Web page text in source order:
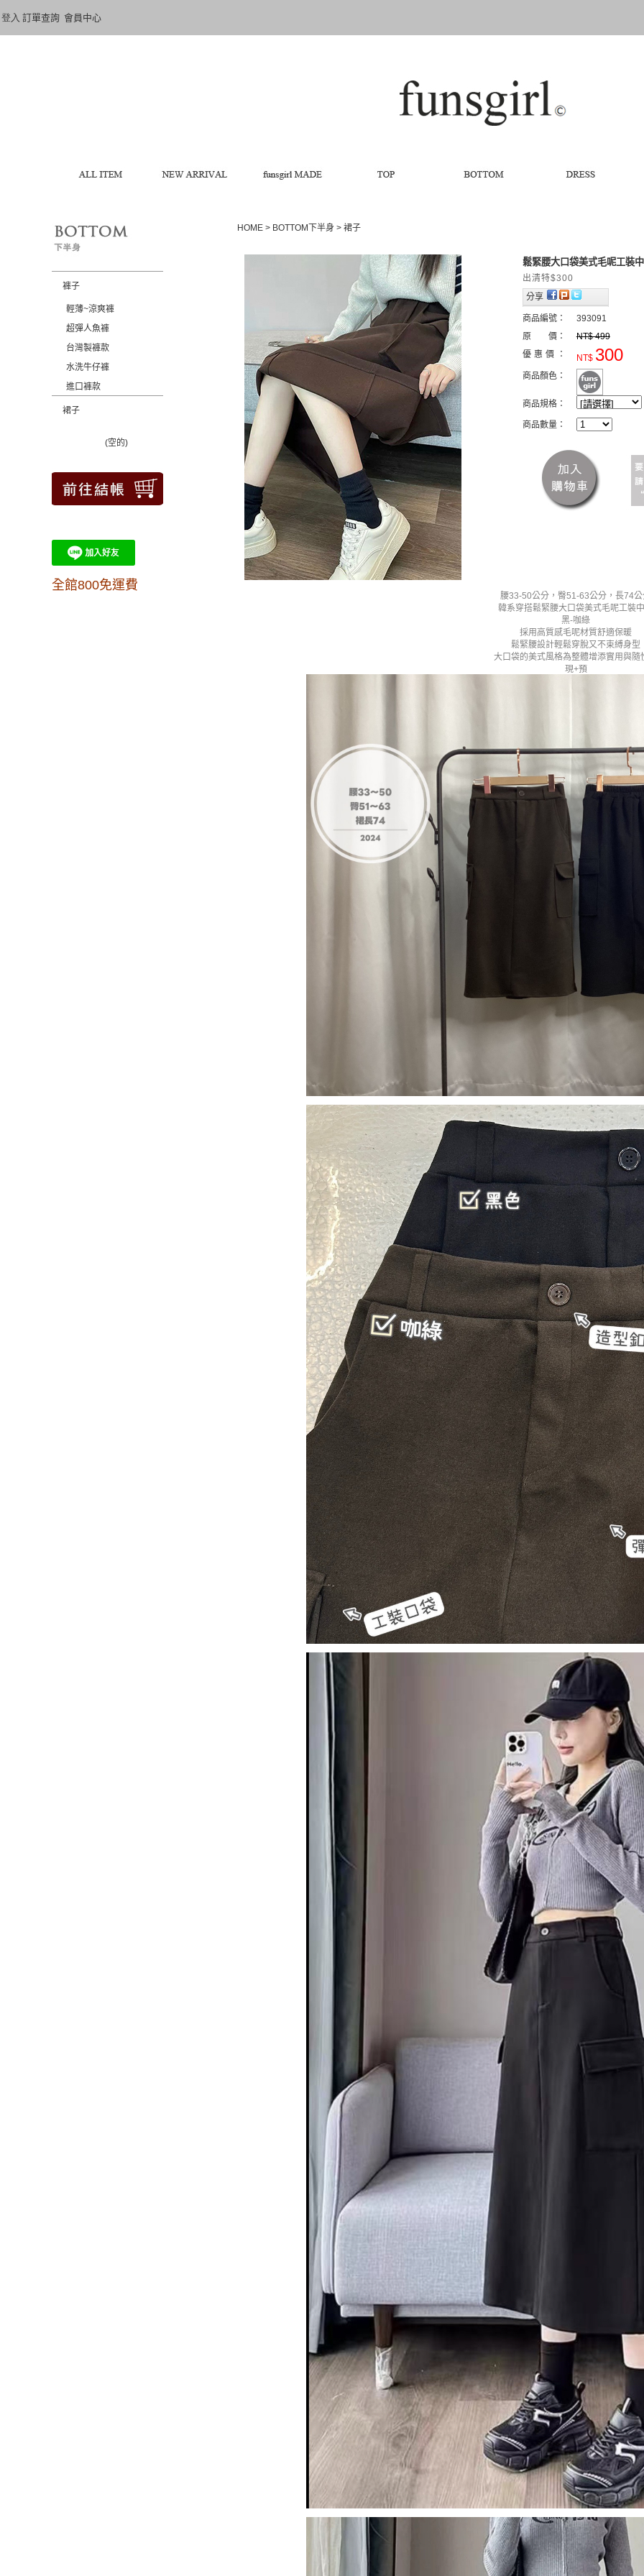
登入 訂單查詢 會員中心
褲子
輕薄~涼爽褲
超彈人魚褲
台灣製褲款
水洗牛仔褲
進口褲款
裙子
(空的)
全館800免運費
HOME > BOTTOM下半身 > 裙子
鬆緊腰大口袋美式毛呢工裝
出清特$300
分享
商品編號：
393091
原 價：
NT$ 499
優惠價：
NT$ 300
商品顏色：
商品規格：
商品數量：
腰33-50公分，臀51-63公分，長74公
韓系穿搭鬆緊腰大口袋美式毛呢工裝
黑-咖綠
採用高質感毛呢材質舒適保暖
鬆緊腰設計輕鬆穿脫又不束縛身型
大口袋的美式風格為整體增添實用與隨
現+預